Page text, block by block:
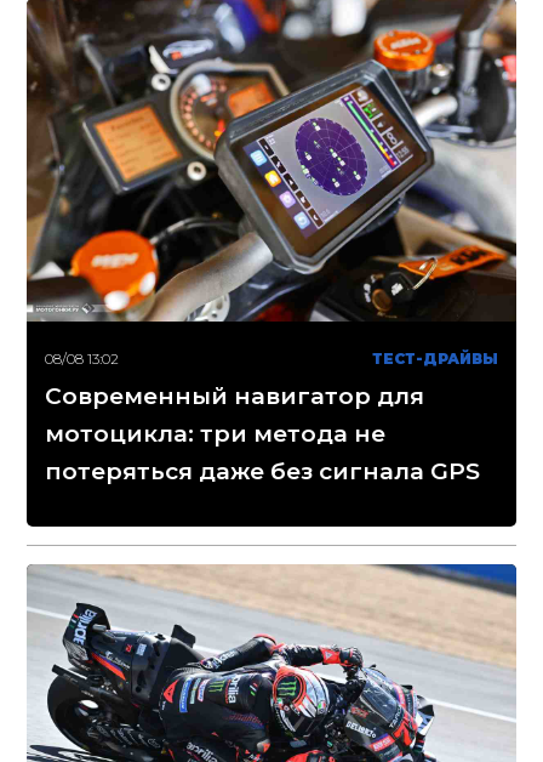
08/08 13:02 ТЕСТ-ДРАЙВЫ
Современный навигатор для
мотоцикла: три метода не
потеряться даже без сигнала GPS